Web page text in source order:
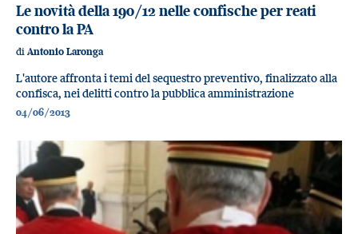
Le novità della 190/12 nelle confische per reati
contro la PA
di Antonio Laronga
L'autore affronta i temi del sequestro preventivo, finalizzato alla
confisca, nei delitti contro la pubblica amministrazione
04/06/2013